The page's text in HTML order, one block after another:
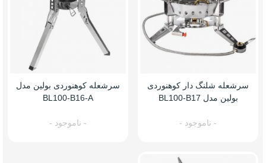
سرشعله شلنگ دار کوهنوردی
بولین مدل BL100-B17
- ناموجود -
سرشعله کوهنوردی بولین مدل
BL100-B16-A
- ناموجود -